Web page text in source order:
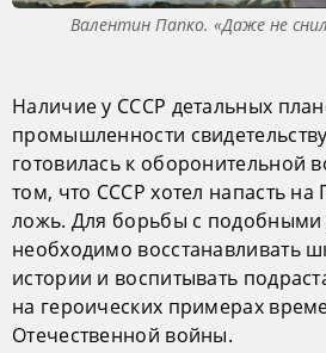
Валентин Папко. «Даже не
Наличие у СССР детальных
промышленности
готовилась к оборонительной
том, что СССР хотел напасть
ложь. Для борьбы с подобными
необходимо восстанавливать
истории и воспитывать
на героических примерах
Отечественной войны.